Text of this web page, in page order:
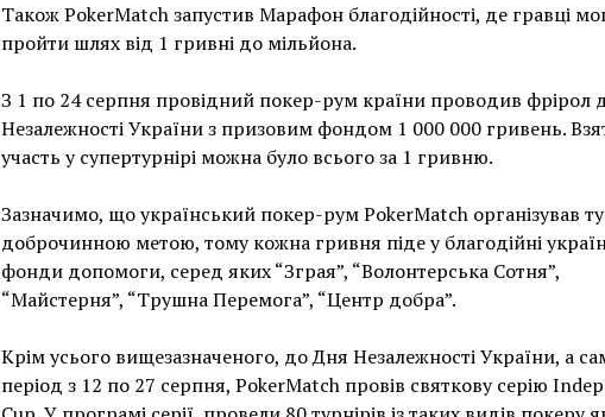
Також PokerMatch запустив Марафон благодійності, де гравці
пройти шлях від 1 гривні до мільйона.
З 1 по 24 серпня провідний покер-рум країни проводив фрірол
Незалежності України з призовим фондом 1 000 000 гривень.
участь у супертурнірі можна було всього за 1 гривню.
Зазначимо, що український покер-рум PokerMatch організував
доброчинною метою, тому кожна гривня піде у благодійні
фонди допомоги, серед яких “Зграя”, “Волонтерська Сотня”,
“Майстерня”, “Трушна Перемога”, “Центр добра”.
Крім усього вищезазначеного, до Дня Незалежності України, а
період з 12 по 27 серпня, PokerMatch провів святкову серію